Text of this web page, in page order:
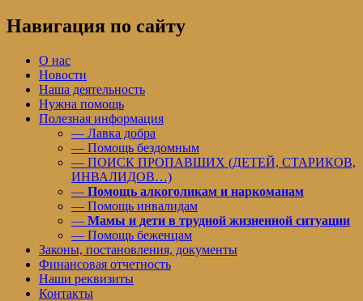
Навигация по сайту
О нас
Новости
Наша деятельность
Нужна помощь
Полезная информация
— Лавка добра
— Помощь бездомным
— ПОИСК ПРОПАВШИХ (ДЕТЕЙ, СТАРИКОВ,
ИНВАЛИДОВ…)
— Помощь алкоголикам и наркоманам
— Помощь инвалидам
— Мамы и дети в трудной жизненной ситуации
— Помощь беженцам
Законы, постановления, документы
Финансовая отчетность
Наши реквизиты
Контакты